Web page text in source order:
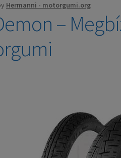
Hermanni - motorgumi.org
–